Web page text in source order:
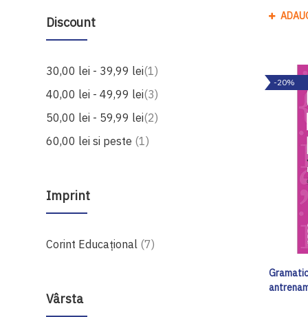
Discount
30,00 lei - 39,99 lei 1produs
40,00 lei -49,99 lei 3produse
50,00 lei - 59,99 lei 2produse
60,00 lei si peste 1produs
Imprint
Corint Educaţional 7produse
Vârsta
-20%